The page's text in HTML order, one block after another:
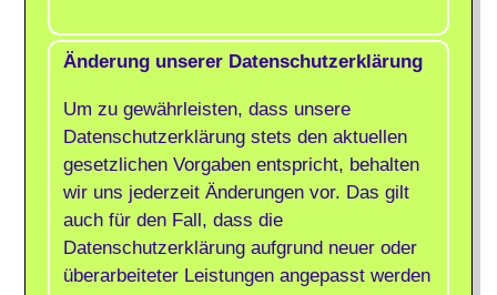
Änderung unserer Datenschutzerklärung
Um zu gewährleisten, dass unsere
Datenschutzerklärung stets den aktuellen
gesetzlichen Vorgaben entspricht, behalten
wir uns jederzeit Änderungen vor. Das gilt
auch für den Fall, dass die
Datenschutzerklärung aufgrund neuer oder
überarbeiteter Leistungen angepasst werden